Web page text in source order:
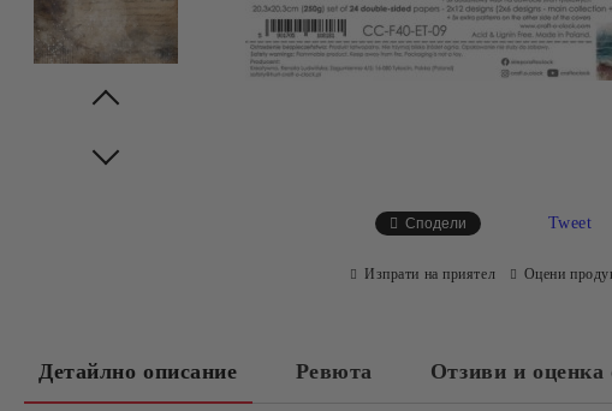
Сподели Tweet
Изпрати на приятел Оцени
Детайлно описание Ревюта Отзиви и оценка